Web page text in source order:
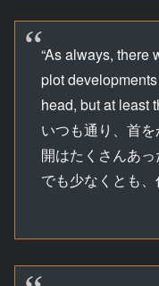
“As always, there
plot
head, but at least
いつも通り、首
開はたくさんあっ
でも少なくとも、